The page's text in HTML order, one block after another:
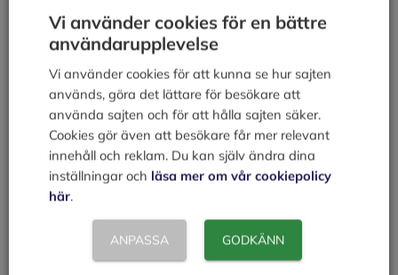
längre tidsperiod kallas ofta i dagligt tal för jaktarrende
respektive fiskearrende. Detta är dock en felaktigt
benämning eftersom dessa upplåtelser inte regleras
som arrenden i jordabalken och inte heller ger samma
besittningsskydd som till exempel ett jordbruksarrende.
Se även jakträtt. Fiskearrenden avseende yrkesmässigt
fiske regleras dock i en egen lagstiftning, Lag (1957:390)
om fiskearrenden. Lagen ger arrendatorn såväl ett
starkt besittningsskydd som förlängningsrätt.
skall regleras av arrendenämnden.
Vi använder cookies för en bättre
användarupplevelse
Vi använder cookies för att kunna se hur sajten
används, göra det lättare för besökare att
använda sajten och för att hålla sajten säker.
Cookies gör även att besökare får mer relevant
innehåll och reklam. Du kan själv ändra dina
inställningar och läsa mer om vår cookiepolicy
här.
ANPASSA GODKÄNN